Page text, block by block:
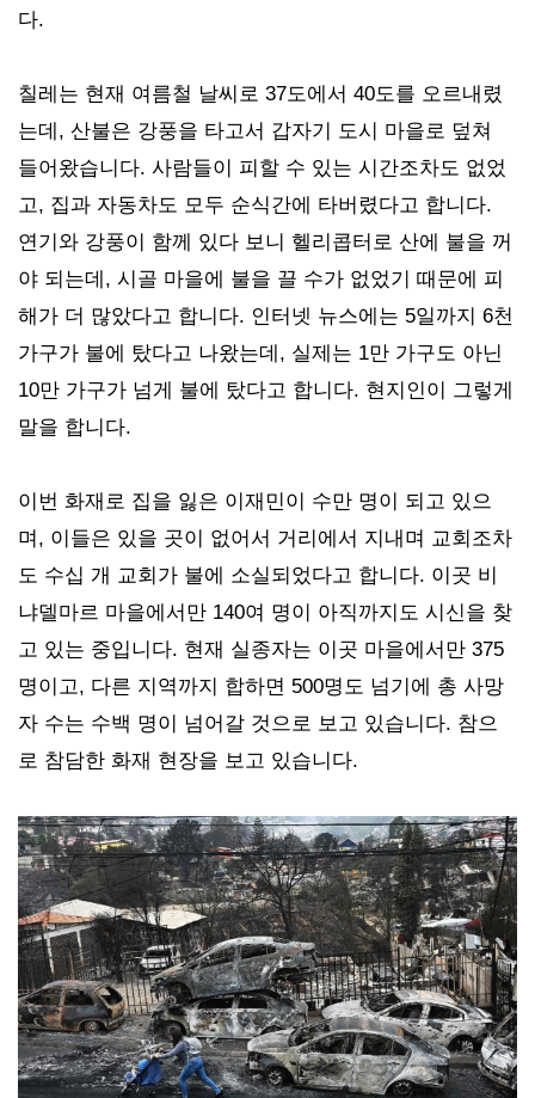
다.
칠레는 현재 여름철 날씨로 37도에서 40도를 오르내렸
는데, 산불은 강풍을 타고서 갑자기 도시 마을로 덮쳐
들어왔습니다. 사람들이 피할 수 있는 시간조차도 없었
고, 집과 자동차도 모두 순식간에 타버렸다고 합니다.
연기와 강풍이 함께 있다 보니 헬리콥터로 산에 불을 꺼
야 되는데, 시골 마을에 불을 끌 수가 없었기 때문에 피
해가 더 많았다고 합니다. 인터넷 뉴스에는 5일까지 6천
가구가 불에 탔다고 나왔는데, 실제는 1만 가구도 아닌
10만 가구가 넘게 불에 탔다고 합니다. 현지인이 그렇게
말을 합니다.
이번 화재로 집을 잃은 이재민이 수만 명이 되고 있으
며, 이들은 있을 곳이 없어서 거리에서 지내며 교회조차
도 수십 개 교회가 불에 소실되었다고 합니다. 이곳 비
냐델마르 마을에서만 140여 명이 아직까지도 시신을 찾
고 있는 중입니다. 현재 실종자는 이곳 마을에서만 375
명이고, 다른 지역까지 합하면 500명도 넘기에 총 사망
자 수는 수백 명이 넘어갈 것으로 보고 있습니다. 참으
로 참담한 화재 현장을 보고 있습니다.